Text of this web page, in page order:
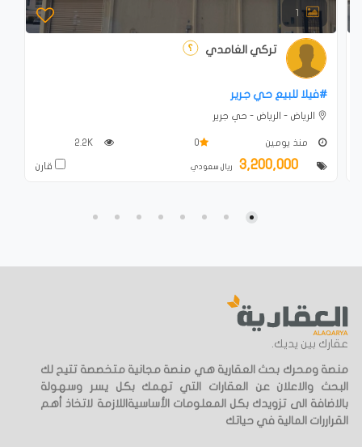
1
تركي الغامدي
#فيلا للبيع حي جرير
الرياض - الرياض - حي جرير
منذ يومين 0
3,200,000 ريال سعودي قارن
عقارك بين يديك.
منصة ومحرك بحث العقارية هي منصة مجانية متخصصة تتيح لك
البحث والاعلان عن العقارات التي تهمك بكل يسر وسهولة
بالاضافة الى تزويدك بكل المعلومات الأساسيةاللازمة لاتخاذ أهم
القراررات المالية في حياتك